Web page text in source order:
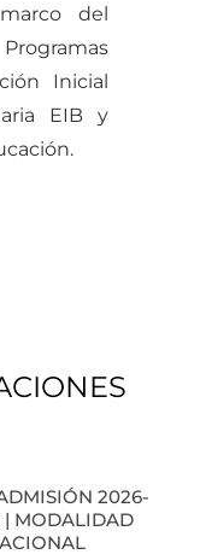
del
Inicial
EIB y
2026-
| MODALIDAD